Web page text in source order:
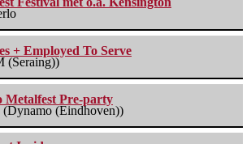
+ Employed To Serve
(Seraing))
Metalfest Pre-party
(Dynamo (Eindhoven))